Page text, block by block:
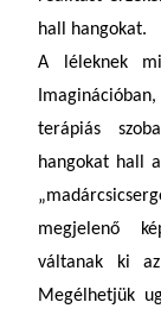
hall hangokat.
A léleknek
terápiás
hangokat hall
megjelenő
váltanak ki
Megélhetjük